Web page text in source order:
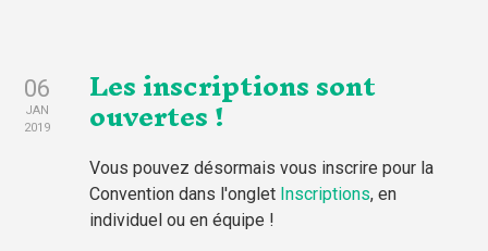
06
JAN
2019
Les inscriptions sont
ouvertes !
Vous pouvez désormais vous inscrire pour la
Convention dans l'onglet Inscriptions, en
individuel ou en équipe !